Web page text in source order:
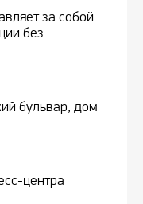
за собой
без
бульвар, дом
центра